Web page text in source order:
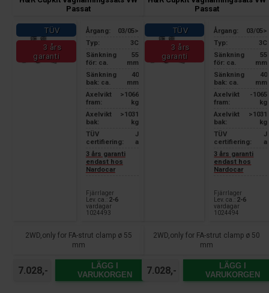
Passat
TÜV
3 års
garanti
Årgang:
03/05>
Typ:
3C
Sänkning
för: ca.
55
mm
Sänkning
bak: ca.
40
mm
Axelvikt
fram:
>1066
kg
Axelvikt
bak:
>1031
kg
TÜV
certifiering:
J
a
3 års garanti
endast hos
Nardocar
Fjärrlager
Lev. ca.:
2-6
vardagar
1024493
2WD,only for FA-strut clamp ø 55
mm
7.028,-
LÄGG I
VARUKORGEN
Passat
TÜV
3 års
garanti
Årgang:
03/05>
Typ:
3C
Sänkning
för: ca.
55
mm
Sänkning
bak: ca.
40
mm
Axelvikt
fram:
-1065
kg
Axelvikt
bak:
>1031
kg
TÜV
certifiering:
J
a
3 års garanti
endast hos
Nardocar
Fjärrlager
Lev. ca.: 2-6
vardagar
1024494
2WD,only for FA-strut clamp ø 50
mm
7.028,-
LÄGG I
VARUKORGEN